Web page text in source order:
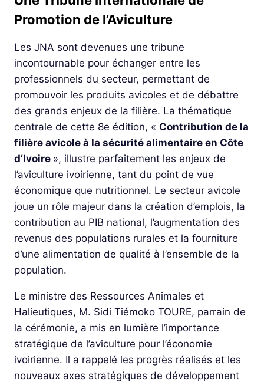
Promotion de l’Aviculture
Les JNA sont devenues une tribune
incontournable pour échanger entre les
professionnels du secteur, permettant de
promouvoir les produits avicoles et de débattre
des grands enjeux de la filière. La thématique
centrale de cette 8e édition, « Contribution de la
filière avicole à la sécurité alimentaire en Côte
d’Ivoire », illustre parfaitement les enjeux de
l’aviculture ivoirienne, tant du point de vue
économique que nutritionnel. Le secteur avicole
joue un rôle majeur dans la création d’emplois, la
contribution au PIB national, l’augmentation des
revenus des populations rurales et la fourniture
d’une alimentation de qualité à l’ensemble de la
population.
Le ministre des Ressources Animales et
Halieutiques, M. Sidi Tiémoko TOURE, parrain de
la cérémonie, a mis en lumière l’importance
stratégique de l’aviculture pour l’économie
ivoirienne. Il a rappelé les progrès réalisés et les
nouveaux axes stratégiques de développement